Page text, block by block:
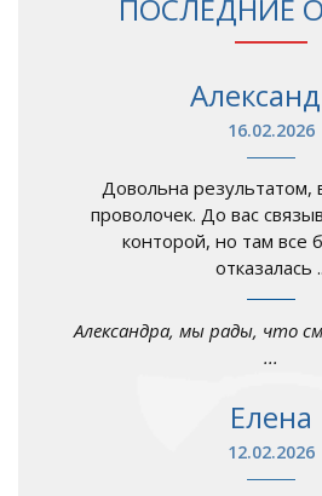
ПОСЛЕДНИЕ
16.02.2026
Довольна результатом,
проволочек. До вас
конторой, но там все
отказалась
Александра, мы рады, что
...
Елена
12.02.2026